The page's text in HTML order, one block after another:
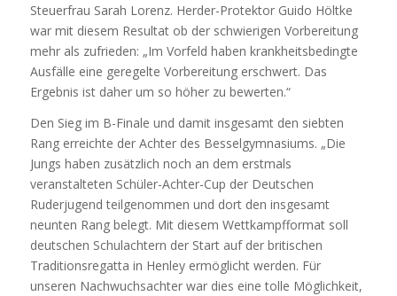
Steuerfrau Sarah Lorenz. Herder-Protektor Guido Höltke
war mit diesem Resultat ob der schwierigen Vorbereitung
mehr als zufrieden: „Im Vorfeld haben krankheitsbedingte
Ausfälle eine geregelte Vorbereitung erschwert. Das
Ergebnis ist daher um so höher zu bewerten.“
Den Sieg im B-Finale und damit insgesamt den siebten
Rang erreichte der Achter des Besselgymnasiums. „Die
Jungs haben zusätzlich noch an dem erstmals
veranstalteten Schüler-Achter-Cup der Deutschen
Ruderjugend teilgenommen und dort den insgesamt
neunten Rang belegt. Mit diesem Wettkampfformat soll
deutschen Schulachtern der Start auf der britischen
Traditionsregatta in Henley ermöglicht werden. Für
unseren Nachwuchsachter war dies eine tolle Möglichkeit,